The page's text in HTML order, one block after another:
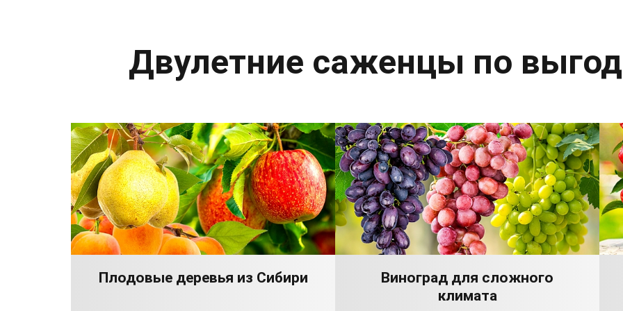
Двулетние саженцы по
Плодовые деревья из Сибири
Виноград для сложного
климата